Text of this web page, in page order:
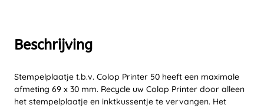
Beschrijving
Stempelplaatje t.b.v. Colop Printer 50 heeft een maximale
afmeting 69 x 30 mm. Recycle uw Colop Printer door alleen
het stempelplaatje en inktkussentje te vervangen. Het